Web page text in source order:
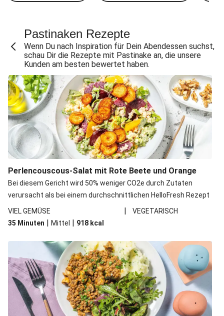
Pastinaken Rezepte
Wenn Du nach Inspiration für Dein Abendessen suchst,
schau Dir die Rezepte mit Pastinake an, die unsere
Kunden am besten bewertet haben.
Perlencouscous-Salat mit Rote Beete und Orange
Bei diesem Gericht wird 50% weniger CO2e durch Zutaten
verursacht als bei einem durchschnittlichen HelloFresh Rezept
VIEL GEMÜSE
|
VEGETARISCH
35 Minuten | Mittel | 918 kcal